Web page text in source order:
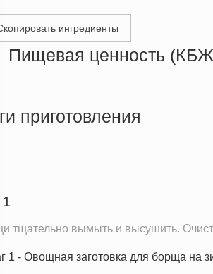
ингредиенты
Пищевая ценность
приготовления
тщательно вымыть и высушить.